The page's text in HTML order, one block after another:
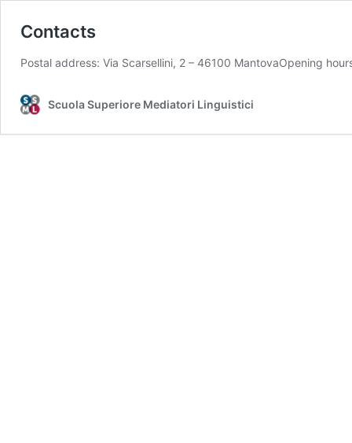
Contacts
Postal address: Via Scarsellini, 2 – 46100 MantovaOpening
Scuola Superiore Mediatori Linguistici